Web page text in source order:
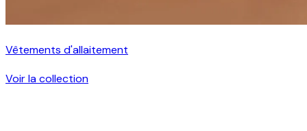
Vêtements d'allaitement
Voir la collection